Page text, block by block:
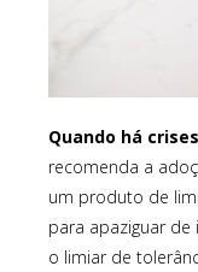
Quando há
recomenda a
um produto de
para apaziguar
o limiar de